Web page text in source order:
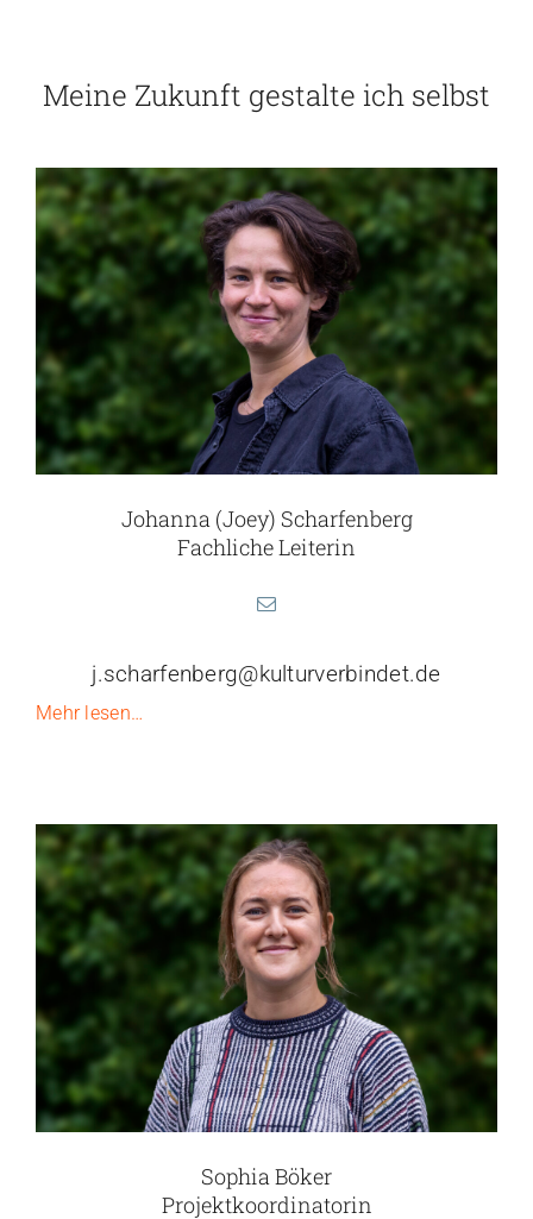
Meine Zukunft gestalte ich selbst
Johanna (Joey) Scharfenberg
Fachliche Leiterin
j.scharfenberg@kulturverbindet.de
Mehr lesen…
Sophia Böker
Projektkoordinatorin